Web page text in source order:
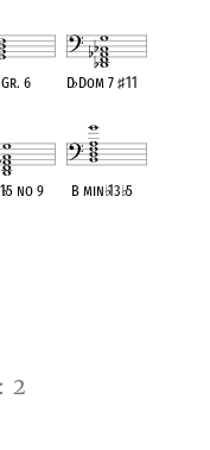
6 D♭Dom 7♯11
♭5 no 9 B min♭13♭5
2